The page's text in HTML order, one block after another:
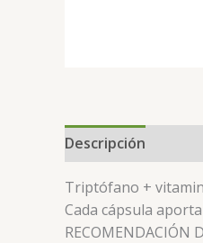
Descripción
Triptófano +
Cada cápsula
RECOMENDACIÓN